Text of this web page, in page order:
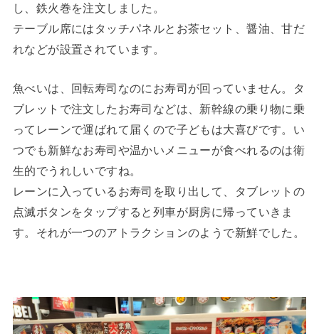
し、鉄火巻を注文しました。
テーブル席にはタッチパネルとお茶セット、醤油、甘だ
れなどが設置されています。
魚べいは、回転寿司なのにお寿司が回っていません。タ
ブレットで注文したお寿司などは、新幹線の乗り物に乗
ってレーンで運ばれて届くので子どもは大喜びです。い
つでも新鮮なお寿司や温かいメニューが食べれるのは衛
生的でうれしいですね。
レーンに入っているお寿司を取り出して、タブレットの
点滅ボタンをタップすると列車が厨房に帰っていきま
す。それが一つのアトラクションのようで新鮮でした。